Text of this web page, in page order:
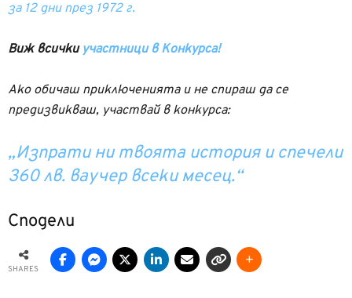
за 12 дни през 1972 г.
Виж всички участници в Конкурса!
Ако обичаш приключенията и не спираш да се
предизвикваш, участвай в конкурса:
„Изпрати ни твоята история и спечели
360 лв. ваучер всеки месец.“
Сподели
SHARES